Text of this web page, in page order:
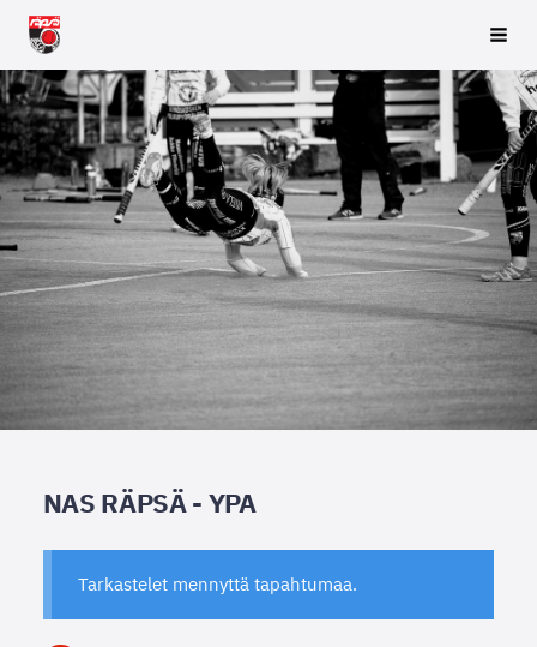
Siirry
sivun
sisältöön
Räpsä ry
NAS RÄPSÄ - YPA
Tarkastelet mennyttä tapahtumaa.